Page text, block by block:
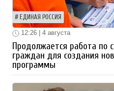
ЕДИНАЯ РОССИЯ
12:26 | 4 августа
Продолжается работа по
граждан для создания
программы